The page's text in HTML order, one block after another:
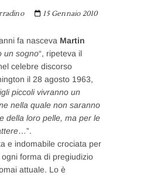
15 Gennaio 2010
fa nasceva Martin
un sogno“, ripeteva il
celebre discorso
il 28 agosto 1963,
piccoli vivranno un
nella quale non saranno
della loro pelle, ma per le
…”.
e indomabile crociata per
forma di pregiudizio
attuale. Lo è